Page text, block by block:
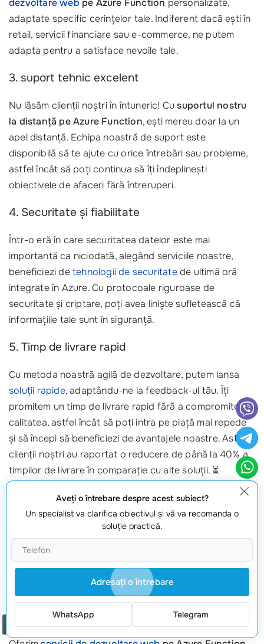
adaptate specific cerințelor tale. Indiferent dacă ești în
retail, servicii financiare sau e-commerce, ne putem
adapta pentru a satisface nevoile tale.
3. suport tehnic excelent
Nu lăsăm clienții noștri în întuneric! Cusuportul nostru
la distanță pe Azure Function, ești mereu doar la un
apel distanță. Echipa noastră de suport este
disponibilă să te ajute cu orice întrebări sau probleme,
astfel încât să poți continua să îți îndeplinești
obiectivele de afaceri fără întreruperi.
4. Securitate și fiabilitate
Într-o eră în care securitatea datelor este mai
importantă ca niciodată, alegând serviciile noastre,
beneficiezi detehnologii de securitatede ultimă oră
integrate în Azure. Cu protocoale riguroase de
securitate și criptare, poți avea liniște sufletească că
informațiile tale sunt în siguranță.
5. Timp de livrare rapid
Cu metoda noastră agilă de dezvoltare, putem lansa
soluții rapide, adaptându-ne la feedback-ul tău. Îți
promitem un timp de livrare rapid fără a compromite
calitatea, astfel încât să poți intra pe piață mai repede
și să începi să beneficiezi de avantajele noastre. Astfel,
clienții noștri au raportat o reducere de până la 40% a
timpilor de livrare în comparație cu alte soluții. ⏳
6. Transparenta și colaborare strânsă
Îți dorim să fii la curent cu fiecare pas al procesului de
dezvoltare. Colaborarea strânsă cu tine ne permite să
ne ajustăm rapid și să reușim să îndeplinim nevoile tale
în timp real. Fiecare proiect este gestionat cu
transparență, astfel încât să știi mereu unde te afli.
7. Prețuri competitive și accesibile
Aveţi o întrebare despre acest subiect?
Un specialist va clarifica obiectivul şi vă va recomanda o
soluţie practică.
Adresaţi o întrebare
WhatsApp Telegram
Comanda un apel